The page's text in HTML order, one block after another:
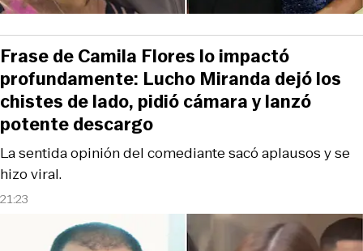
21:23
La sentida opinión del comediante sacó aplausos y se
hizo viral.
Frase de Camila Flores lo impactó
profundamente: Lucho Miranda dejó los
chistes de lado, pidió cámara y lanzó
potente descargo